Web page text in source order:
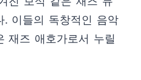
. 이들의 독창적인 음악
재즈 애호가로서 누릴